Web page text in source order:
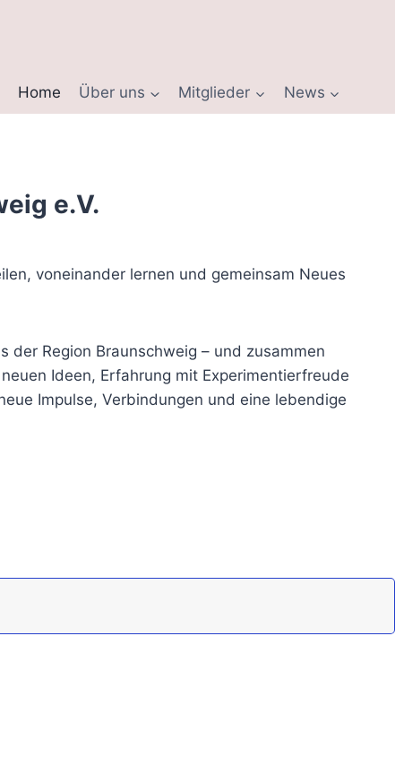
Home
Über uns Mitglieder News
e.V.
voneinander lernen und gemeinsam Neues
der Region Braunschweig – und zusammen
Ideen, Erfahrung mit Experimentierfreude
Impulse, Verbindungen und eine lebendige